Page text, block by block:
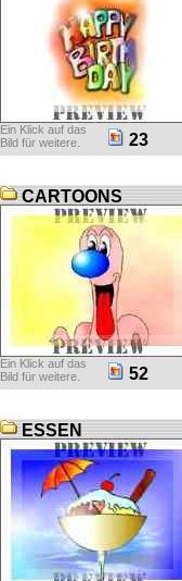
Ein Klick auf das
Bild für weitere.
23
CARTOONS
Ein Klick auf das
Bild für weitere.
52
ESSEN